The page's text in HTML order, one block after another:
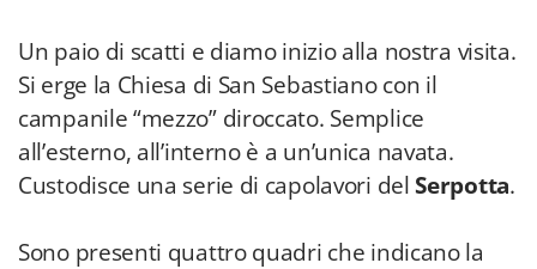
Un paio di scatti e diamo inizio alla nostra visita.
Si erge la Chiesa di San Sebastiano con il
campanile “mezzo” diroccato. Semplice
all’esterno, all’interno è a un’unica navata.
Custodisce una serie di capolavori delSerpotta.
Sono presenti quattro quadri che indicano la